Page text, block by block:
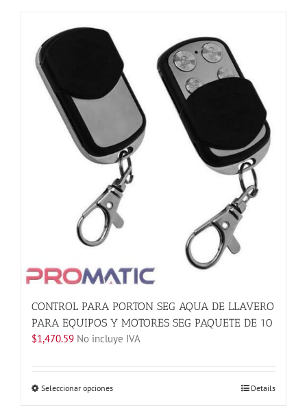
variantes.
Las
opciones
se
pueden
la
página
de
producto
CONTROL PARA PORTON SEG AQUA DE LLAVERO
PARA EQUIPOS Y MOTORES SEG PAQUETE DE 10
$1,470.59 No incluye IVA
Seleccionar opcionesEste
Details